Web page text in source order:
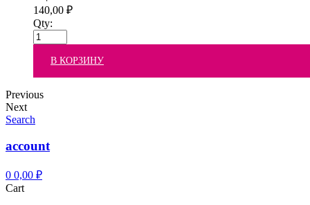
140,00 ₽
Qty:
В КОРЗИНУ
Previous
Next
Search
account
0 0,00 ₽
Cart